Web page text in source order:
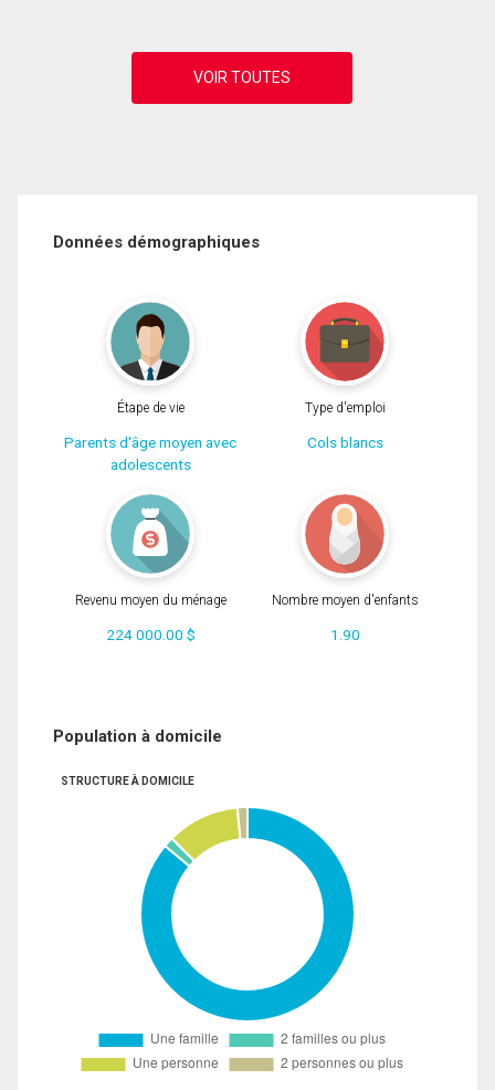
Données démographiques
Étape de vie
Parents d'âge moyen avec
adolescents
Type d'emploi
Cols blancs
Revenu moyen du ménage
224 000.00 $
Nombre moyen d'enfants
1.90
Population à domicile
STRUCTURE À DOMICILE